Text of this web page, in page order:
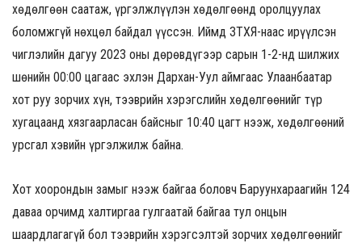
хөдөлгөөн саатаж, үргэлжлүүлэн хөдөлгөөнд оролцуулах
боломжгүй нөхцөл байдал үүссэн. Иймд ЗТХЯ-наас ирүүлсэн
чиглэлийн дагуу 2023 оны дөрөвдүгээр сарын 1-2-нд шилжих
шөнийн 00:00 цагаас эхлэн Дархан-Уул аймгаас Улаанбаатар
хот руу зорчих хүн, тээврийн хэрэгслийн хөдөлгөөнийг түр
хугацаанд хязгаарласан байсныг 10:40 цагт нээж, хөдөлгөөний
урсгал хэвийн үргэлжилж байна.
Хот хоорондын замыг нээж байгаа боловч Баруунхараагийн 124
даваа орчимд халтиргаа гулгаатай байгаа тул онцын
шаардлагагүй бол тээврийн хэрэгсэлтэй зорчих хөдөлгөөнийг